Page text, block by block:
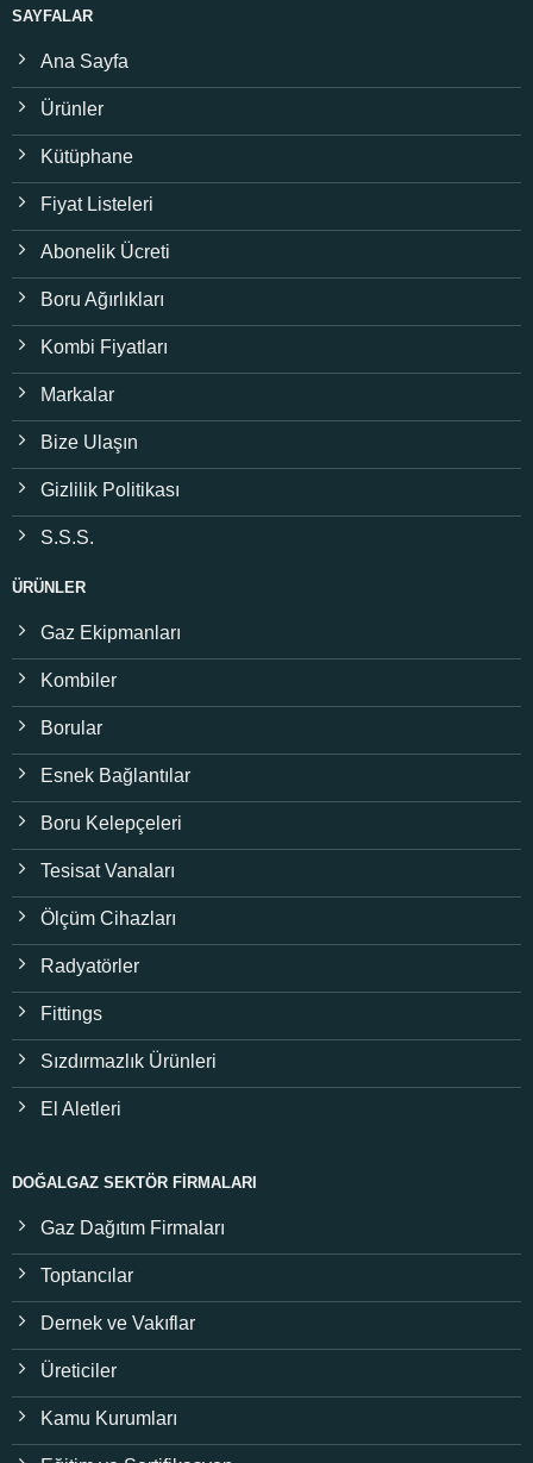
SAYFALAR
Ana Sayfa
Ürünler
Kütüphane
Fiyat Listeleri
Abonelik Ücreti
Boru Ağırlıkları
Kombi Fiyatları
Markalar
Bize Ulaşın
Gizlilik Politikası
S.S.S.
ÜRÜNLER
Gaz Ekipmanları
Kombiler
Borular
Esnek Bağlantılar
Boru Kelepçeleri
Tesisat Vanaları
Ölçüm Cihazları
Radyatörler
Fittings
Sızdırmazlık Ürünleri
El Aletleri
DOĞALGAZ SEKTÖR FIRMALARI
Gaz Dağıtım Firmaları
Toptancılar
Dernek ve Vakıflar
Üreticiler
Kamu Kurumları